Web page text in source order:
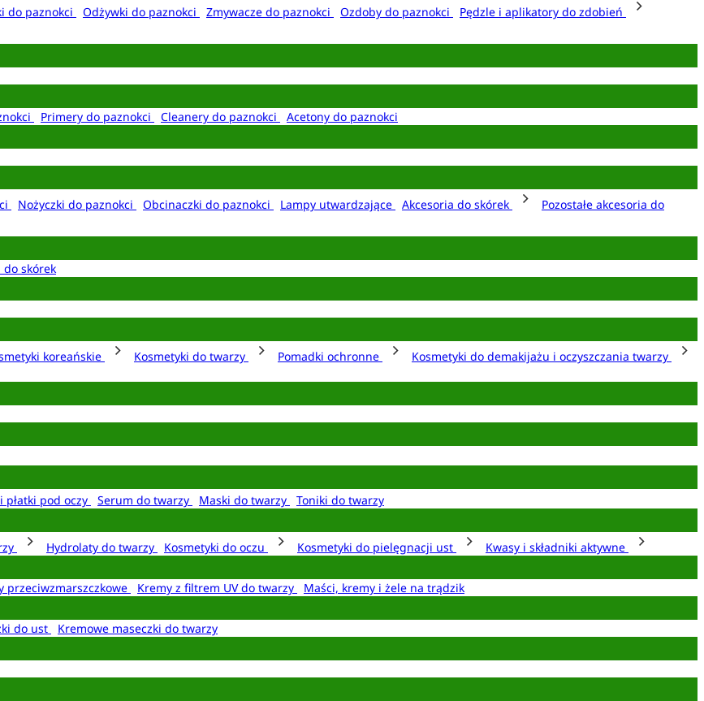
do paznokci Odżywki do paznokci Zmywacze do paznokci Ozdoby do paznokci
Pędzle i aplikatory do zdobień
Primery do paznokci Cleanery do paznokci
Acetony do paznokci
Nożyczki do paznokci Obcinaczki do paznokci Lampy utwardzające Akcesoria do skórek
Pozostałe akcesoria do
do skórek
koreańskie Kosmetyki do twarzy Pomadki ochronne
Kosmetyki do demakijażu i oczyszczania twarzy
płatki pod oczy Serum do twarzy Maski do twarzy
Toniki do twarzy
Hydrolaty do twarzy Kosmetyki do oczu Kosmetyki do pielęgnacji ust
Kwasy i składniki aktywne
przeciwzmarszczkowe Kremy z filtrem UV do twarzy
Maści, kremy i żele na trądzik
do ust
Kremowe maseczki do twarzy